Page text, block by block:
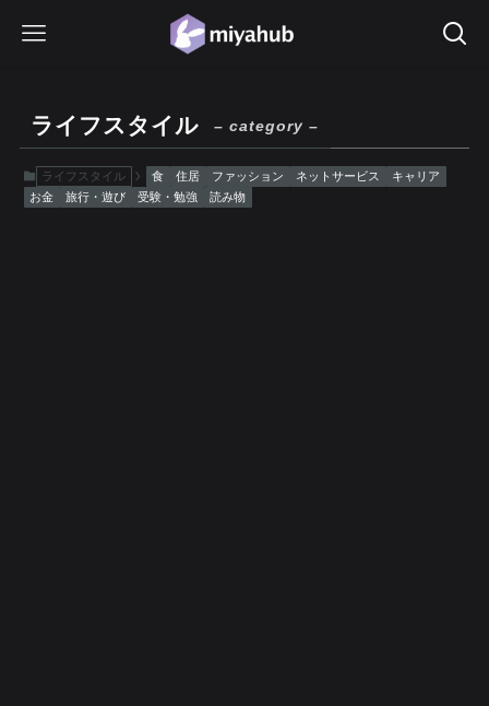
ライフスタイル – category –
ライフスタイル 食 住居 ファッション ネットサービス
キャリア
お金
旅行・遊び 受験・勉強 読み物